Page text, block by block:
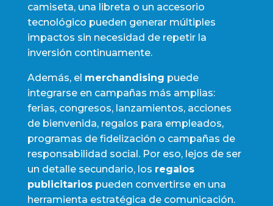
camiseta, una libreta o un accesorio
tecnológico pueden generar múltiples
impactos sin necesidad de repetir la
inversión continuamente.
Además, el merchandising puede
integrarse en campañas más amplias:
ferias, congresos, lanzamientos, acciones
de bienvenida, regalos para empleados,
programas de fidelización o campañas de
responsabilidad social. Por eso, lejos de ser
un detalle secundario, los regalos
publicitariospueden convertirse en una
herramienta estratégica de comunicación.